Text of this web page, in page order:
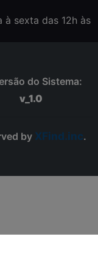
sexta das 12h às
do Sistema:
v_1.0
by XFind.inc.